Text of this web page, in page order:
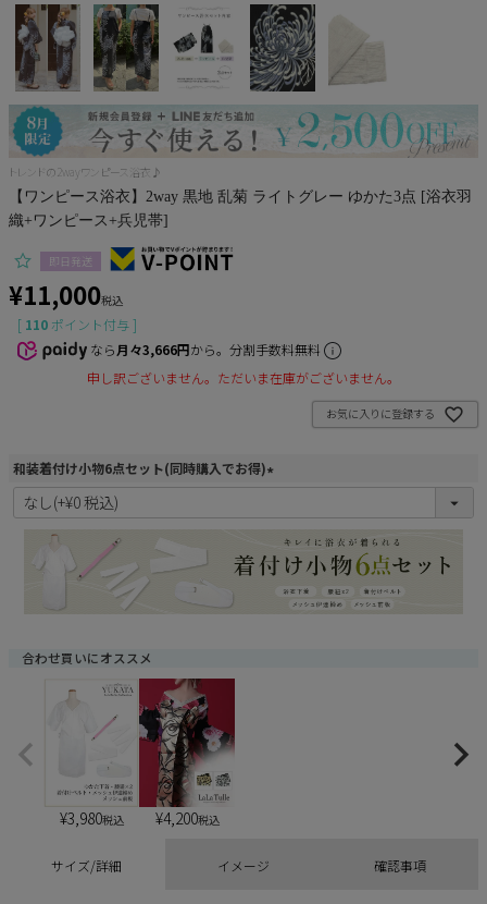
Rechercher
Pleaser
トレンドの2wayワンピース浴衣♪
【ワンピース浴衣】2way 黒地 乱菊 ライトグレー ゆかた3点 [浴衣羽
織+ワンピース+兵児帯]
即日発送
¥11,000税込
[ 110 ポイント付与 ]
なら月々3,666円から。分割手数料無料
申し訳ございません。ただいま在庫がございません。
お気に入りに登録する
和装着付け小物6点セット(同時購入でお得)
(
合わせ買いにオススメ
¥3,980税込 ¥4,200税込
サイズ/詳細 イメージ 確認事項